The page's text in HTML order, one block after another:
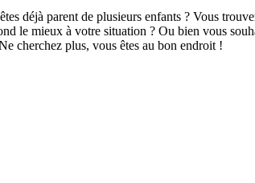
déjà parent de plusieurs enfants ? Vous
le mieux à votre situation ? Ou bien vous
cherchez plus, vous êtes au bon endroit !